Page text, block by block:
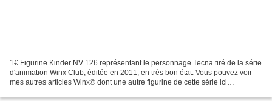
1€ Figurine Kinder NV 126 représentant le personnage Tecna tiré de la série
d'animation Winx Club, éditée en 2011, en très bon état. Vous pouvez voir
mes autres articles Winx© dont une autre figurine de cette série ici